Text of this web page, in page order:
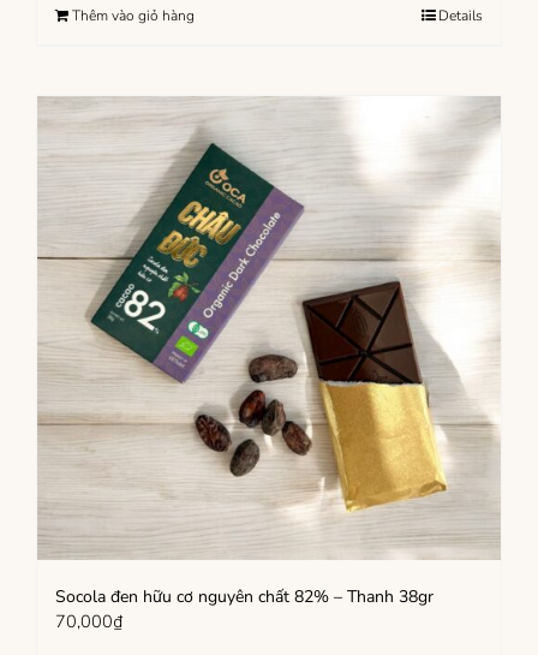
Thêm vào giỏ hàng Details
Socola đen hữu cơ nguyên chất 82% – Thanh 38gr
70,000₫